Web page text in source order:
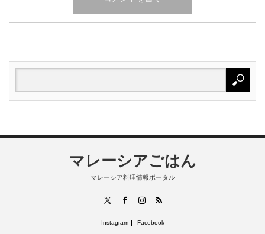
マレーシアごはん
マレーシア料理情報ポータル
FacebookInstagram
RSS
Instagram Facebook